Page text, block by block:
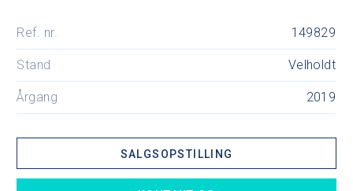
Ref. nr. 149829
Stand Velholdt
Årgang 2019
SALGSOPSTILLING